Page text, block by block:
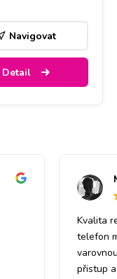
Navigovat
Detail
Kvalita
telefon
přistup